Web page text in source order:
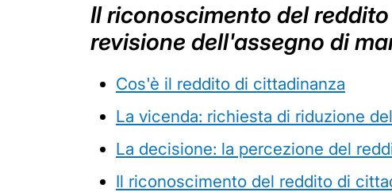
Il riconoscimento del
revisione dell'assegno di
Cos'è il reddito di cittadinanza
La vicenda: richiesta di riduzione
La decisione: la percezione del
Il riconoscimento del reddito di